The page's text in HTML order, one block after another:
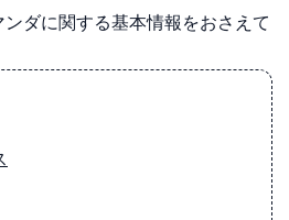
ダに関する基本情報をおさえて